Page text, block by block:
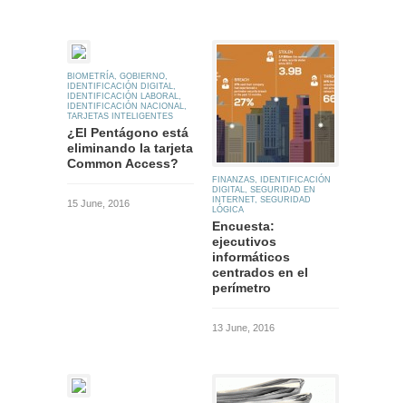
BIOMETRÍA, GOBIERNO,
IDENTIFICACIÓN DIGITAL,
IDENTIFICACIÓN LABORAL,
IDENTIFICACIÓN NACIONAL,
TARJETAS INTELIGENTES
¿El Pentágono está
eliminando la tarjeta
Common Access?
15 June, 2016
FINANZAS,
IDENTIFICACIÓN
DIGITAL, SEGURIDAD EN
INTERNET, SEGURIDAD
LÓGICA
Encuesta:
ejecutivos
informáticos
centrados en el
perímetro
13 June, 2016